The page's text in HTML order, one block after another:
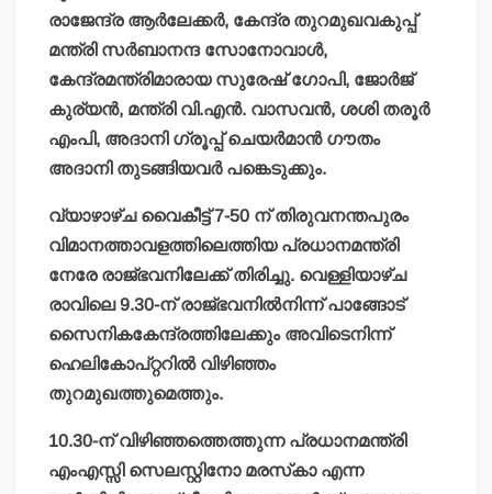
രാജേന്ദ്ര ആര്‍ലേക്കര്‍, കേന്ദ്ര തുറമുഖവകുപ്പ്
മന്ത്രി സര്‍ബാനന്ദ സോനോവാള്‍,
കേന്ദ്രമന്ത്രിമാരായ സുരേഷ് ഗോപി, ജോര്‍ജ്
കുര്യന്‍, മന്ത്രി വി.എന്‍. വാസവന്‍, ശശി തരൂര്‍
എംപി, അദാനി ഗ്രൂപ്പ് ചെയര്‍മാന്‍ ഗൗതം
അദാനി തുടങ്ങിയവര്‍ പങ്കെടുക്കും.
വ്യാഴാഴ്ച വൈകീട്ട് 7-50 ന് തിരുവനന്തപുരം
വിമാനത്താവളത്തിലെത്തിയ പ്രധാനമന്ത്രി
നേരേ രാജ്ഭവനിലേക്ക് തിരിച്ചു. വെള്ളിയാഴ്ച
രാവിലെ 9.30-ന് രാജ്ഭവനില്‍നിന്ന് പാങ്ങോട്
സൈനികകേന്ദ്രത്തിലേക്കും അവിടെനിന്ന്
ഹെലികോപ്റ്ററില്‍ വിഴിഞ്ഞം
തുറമുഖത്തുമെത്തും.
10.30-ന് വിഴിഞ്ഞത്തെത്തുന്ന പ്രധാനമന്ത്രി
എംഎസ്സി സെലസ്റ്റിനോ മരസ്‌കാ എന്ന